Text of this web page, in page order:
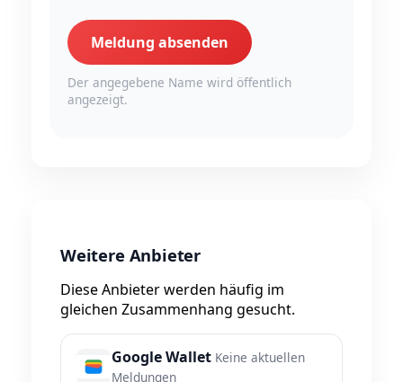
Meldung absenden
Der angegebene Name wird öffentlich
angezeigt.
Weitere Anbieter
Diese Anbieter werden häufig im
gleichen Zusammenhang gesucht.
Google Wallet Keine aktuellen
Meldungen